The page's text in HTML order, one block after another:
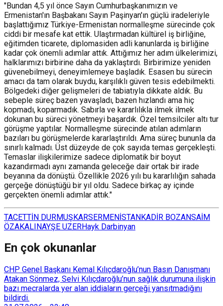
"Bundan 4,5 yıl önce Sayın Cumhurbaşkanımızın ve
Ermenistan'ın Başbakanı Sayın Paşinyan'ın güçlü iradeleriyle
başlattığımız Türkiye-Ermenistan normalleşme sürecinde çok
ciddi bir mesafe kat ettik. Ulaştırmadan kültürel iş birliğine,
eğitimden ticarete, diplomasiden adli kanunlarda iş birliğine
kadar çok önemli adımlar attık. Attığımız her adım ülkelerimizi,
halklarımızı birbirine daha da yaklaştırdı. Birbirimize yeniden
güvenebilmeyi, deneyimlemeye başladık. Esasen bu sürecin
amacı da tam olarak buydu, karşılıklı güven tesis edebilmekti.
Bölgedeki diğer gelişmeleri de tabiatıyla dikkate aldık. Bu
sebeple süreç bazen yavaşladı, bazen hızlandı ama hiç
kopmadı, koparmadık. Sabırla ve kararlılıkla ilmek ilmek
dokunan bu süreci yönetmeyi başardık. Özel temsilciler altı tur
görüşme yaptılar. Normalleşme sürecinde atılan adımların
bazıları bu görüşmelerde kararlaştırıldı. Ama süreç bununla da
sınırlı kalmadı. Üst düzeyde de çok sayıda temas gerçekleşti.
Temaslar ilişkilerimize sadece diplomatik bir boyut
kazandırmadı aynı zamanda geleceğe dair ortak bir irade
beyanına da dönüştü. Özellikle 2026 yılı bu kararlılığın sahada
gerçeğe dönüştüğü bir yıl oldu. Sadece birkaç ay içinde
gerçekten önemli adımlar attık."
TACETTİN DURMUŞKARSERMENİSTANKADİR BOZANSAİM
ÖZAKALINAYŞE UZERHayk Darbinyan
En çok okunanlar
CHP Genel Başkanı Kemal Kılıçdaroğlu’nun Basın Danışmanı
Atakan Sönmez, Selvi Kılıçdaroğlu’nun sağlık durumuna ilişkin
bazı mecralarda yer alan iddiaların gerçeği yansıtmadığını
bildirdi.